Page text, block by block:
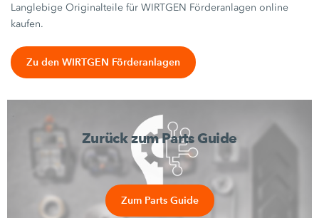
Langlebige Originalteile für WIRTGEN Förderanlagen online
kaufen.
Zu den WIRTGEN Förderanlagen
Zurück zum Parts Guide
Zum Parts Guide